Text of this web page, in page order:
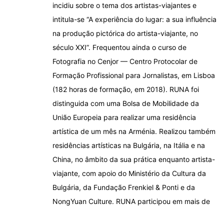
incidiu sobre o tema dos artistas-viajantes e
intitula-se “A experiência do lugar: a sua influência
na produção pictórica do artista-viajante, no
século XXI”. Frequentou ainda o curso de
Fotografia no Cenjor — Centro Protocolar de
Formação Profissional para Jornalistas, em Lisboa
(182 horas de formação, em 2018). RUNA foi
distinguida com uma Bolsa de Mobilidade da
União Europeia para realizar uma residência
artística de um mês na Arménia. Realizou também
residências artísticas na Bulgária, na Itália e na
China, no âmbito da sua prática enquanto artista-
viajante, com apoio do Ministério da Cultura da
Bulgária, da Fundação Frenkiel & Ponti e da
NongYuan Culture. RUNA participou em mais de